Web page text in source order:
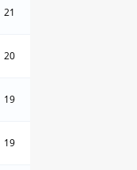
21
20
19
19